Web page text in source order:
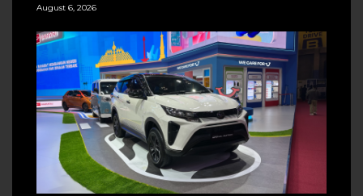
August 6, 2026